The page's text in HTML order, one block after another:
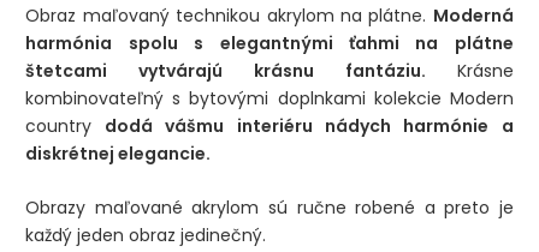
Obraz maľovaný technikou akrylom na plátne. Moderná
harmónia spolu s elegantnými ťahmi na plátne
štetcami vytvárajú krásnu fantáziu. Krásne
kombinovateľný s bytovými doplnkami kolekcie Modern
country dodá vášmu interiéru nádych harmónie a
diskrétnej elegancie.
Obrazy maľované akrylom sú ručne robené a preto je
každý jeden obraz jedinečný.